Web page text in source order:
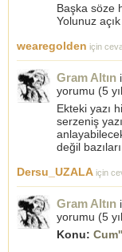
Başka söze
Yolunuz
wearegolden için
Gram Altın
yorumu (5
Ekteki yazı
serzeniş
değil
Dersu_UZALA için
Gram Altın
yorumu (5
Konu: